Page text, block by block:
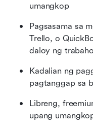
umangkop
Pagsasama sa
Trello, o
daloy ng trabaho
Kadalian ng
pagtanggap sa
Libreng,
upang